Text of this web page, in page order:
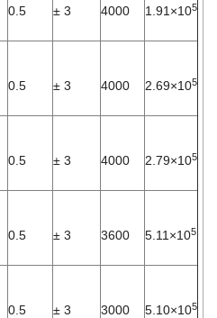
0.5 ± 3 4000 1.91×105
0.5 ± 3 4000 2.69×105
0.5 ± 3 4000 2.79×105
0.5 ± 3 3600 5.11×105
0.5 ± 3 3000 5.10×105